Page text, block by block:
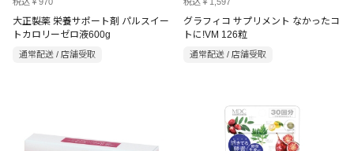
大正製薬 栄養サポート剤 パルスイー
トカロリーゼロ液600g
通常配送 / 店舗受取
グラフィコ サプリメント なかったコ
トに!VM 126粒
通常配送 / 店舗受取